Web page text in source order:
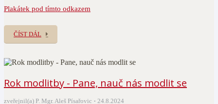
Plakátek pod tímto odkazem
ČÍST DÁL
Rok modlitby - Pane, nauč nás modlit se
zveřejnil(a) P. Mgr. Aleš Písařovic
24.8.2024